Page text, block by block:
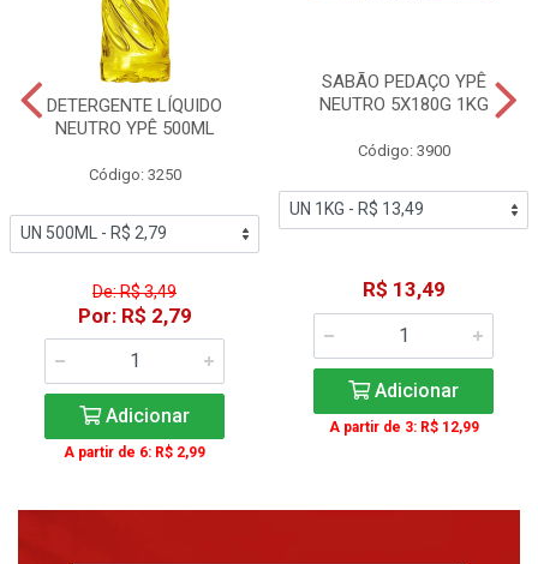
DETERGENTE LÍQUIDO
NEUTRO YPÊ 500ML
Código: 3250
De: R$ 3,49
Por: R$ 2,79
Adicionar
A partir de 6: R$ 2,99
SABÃO PEDAÇO YPÊ
NEUTRO 5X180G 1KG
Código: 3900
R$ 13,49
Adicionar
A partir de 3: R$ 12,99